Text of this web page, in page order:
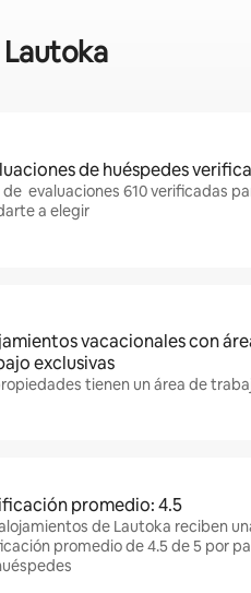
de huéspedes
de evaluaciones 610 verificadas
a elegir
vacacionales con
exclusivas
tienen un área de
promedio: 4.5
de Lautoka reciben
promedio de 4.5 de 5 por